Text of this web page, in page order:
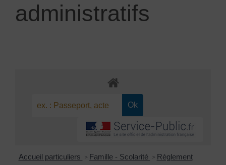
administratifs
Accueil particuliers > Famille - Scolarité > Règlement